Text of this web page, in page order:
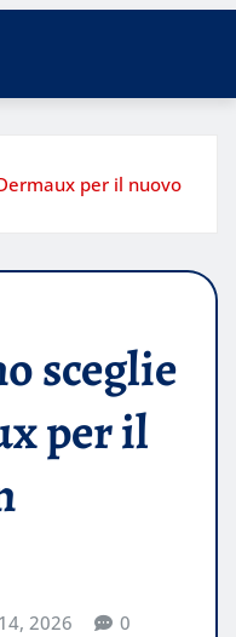
per il nuovo
sceglie
per il
2026 0